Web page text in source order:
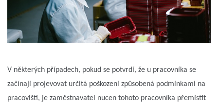
V některých případech, pokud se potvrdí, že u pracovníka se
začínají projevovat určitá poškození způsobená podmínkami na
pracovišti, je zaměstnavatel nucen tohoto pracovníka přemístit